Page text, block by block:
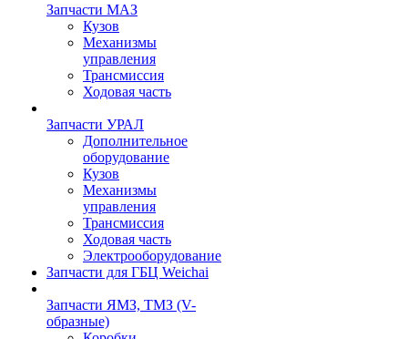
Запчасти МАЗ
Кузов
Механизмы
управления
Трансмиссия
Ходовая часть
Запчасти УРАЛ
Дополнительное
оборудование
Кузов
Механизмы
управления
Трансмиссия
Ходовая часть
Электрооборудование
Запчасти для ГБЦ Weichai
Запчасти ЯМЗ, ТМЗ (V-
образные)